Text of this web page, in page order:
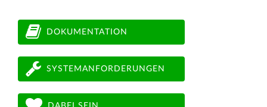
DOKUMENTATION
SYSTEMANFORDERUNGEN